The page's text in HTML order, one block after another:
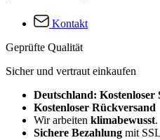
Kontakt
Geprüfte Qualität
Sicher und vertraut einkaufen
Deutschland: Kostenloser
Kostenloser Rückversand
Wir arbeiten klimabewusst.
Sichere Bezahlung mit